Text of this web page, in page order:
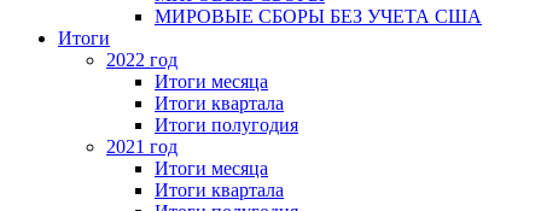
МИРОВЫЕ СБОРЫ БЕЗ УЧЕТА США
Итоги
2022 год
Итоги месяца
Итоги квартала
Итоги полугодия
2021 год
Итоги месяца
Итоги квартала